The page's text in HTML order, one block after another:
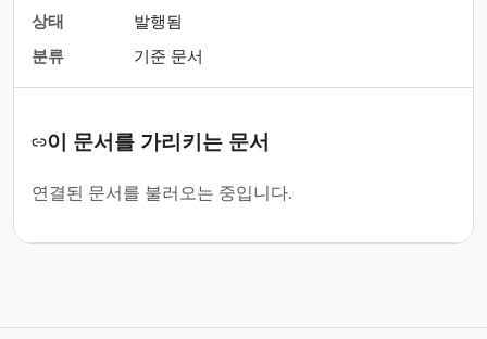
상태
발행됨
분류
기준 문서
이 문서를 가리키는 문서
연결된 문서를 불러오는 중입니다.